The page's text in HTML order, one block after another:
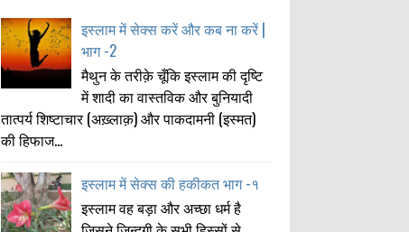
इस्लाम में सेक्स करें और कब ना करें |
भाग -2
मैथुन के तरीक़े चूँकि इस्लाम की दृष्टि
में शादी का वास्तविक और बुनियादी
तात्पर्य शिष्टाचार (अख़्लाक़) और पाकदामनी (इस्मत)
की हिफाज...
इस्लाम में सेक्स की हकीकत भाग -१
इस्लाम वह बड़ा और अच्छा धर्म है